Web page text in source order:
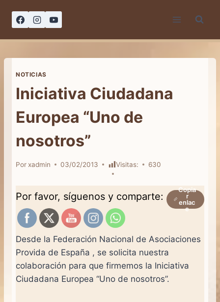
NOTICIAS
Iniciativa Ciudadana
Europea “Uno de
nosotros”
Por xadmin 03/02/2013 Visitas: 630
Por favor, síguenos y comparte:
Copia
r
enlac
e
Desde la Federación Nacional de Asociaciones
Provida de España , se solicita nuestra
colaboración para que firmemos la Iniciativa
Ciudadana Europea “Uno de nosotros”.